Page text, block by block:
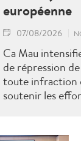
européenne
07/08/2026
Ca Mau
de répression
toute infraction
soutenir les